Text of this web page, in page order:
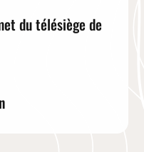
du télésiège de